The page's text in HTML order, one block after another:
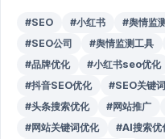
#SEO #小红书 #舆情监测
#SEO公司
#舆情监测工具
#品牌优化
#小红书seo优化
#抖音SEO优化
#SEO关键
#头条搜索优化
#网站推广
#网站关键词优化
#AI搜索优